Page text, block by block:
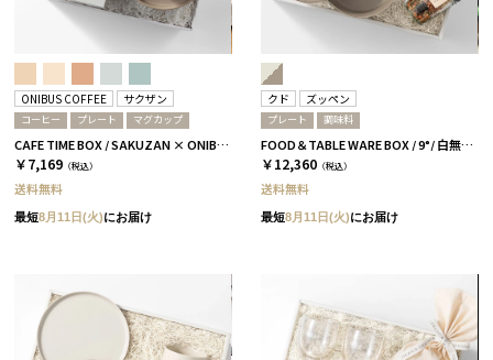
ONIBUS COFFEE サクザン
コーヒー プレート マグカップ
CAFE TIME BOX / SAKUZAN × ONIBUS COFFEE / SINGLE / グレージュ
￥7,169 （税込）
送料無料
最短8月11日(火)にお届け
クド ズッペン
プレート 調味料
FOOD＆TABLE WARE BOX / 9°/ 白無垢&茶大色
￥12,360 （税込）
送料無料
最短8月11日(火)にお届け